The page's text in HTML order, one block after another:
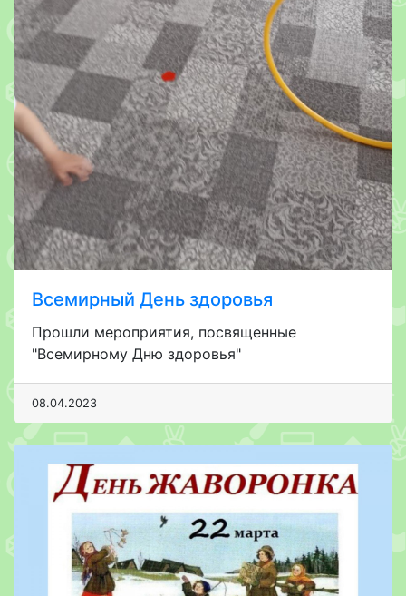
Всемирный День здоровья
Прошли мероприятия, посвященные
"Всемирному Дню здоровья"
08.04.2023